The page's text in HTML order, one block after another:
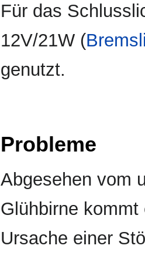
Für das
12V/21W (
genutzt.
Probleme
Abgesehen vom
Glühbirne
Ursache einer